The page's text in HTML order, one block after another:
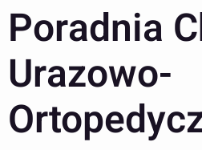
Poradnia
Urazowo-